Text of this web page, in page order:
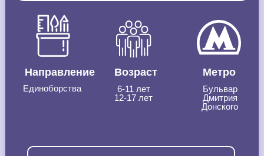
Направление
Единоборства
Возраст
6-11 лет
12-17 лет
Метро
Бульвар
Дмитрия
Донского